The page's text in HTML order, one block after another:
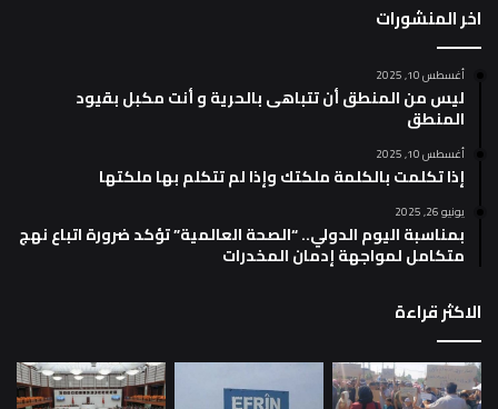
اخر المنشورات
أغسطس 10, 2025
ليس من المنطق أن تتباهى بالحرية و أنت مكبل بقيود
المنطق
أغسطس 10, 2025
إذا تكلمت بالكلمة ملكتك وإذا لم تتكلم بها ملكتها
يونيو 26, 2025
بمناسبة اليوم الدولي.. “الصحة العالمية” تؤكد ضرورة اتباع نهج
متكامل لمواجهة إدمان المخدرات
الاكثر قراءة